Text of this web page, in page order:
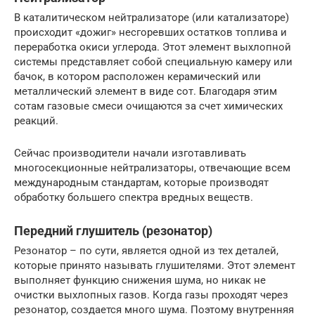
В каталитическом нейтрализаторе (или катализаторе)
происходит «дожиг» несгоревших остатков топлива и
переработка окиси углерода. Этот элемент выхлопной
системы представляет собой специальную камеру или
бачок, в котором расположен керамический или
металлический элемент в виде сот. Благодаря этим
сотам газовые смеси очищаются за счет химических
реакций.
Сейчас производители начали изготавливать
многосекционные нейтрализаторы, отвечающие всем
международным стандартам, которые производят
обработку большего спектра вредных веществ.
Передний глушитель (резонатор)
Резонатор – по сути, является одной из тех деталей,
которые принято называть глушителями. Этот элемент
выполняет функцию снижения шума, но никак не
очистки выхлопных газов. Когда газы проходят через
резонатор, создается много шума. Поэтому внутренняя